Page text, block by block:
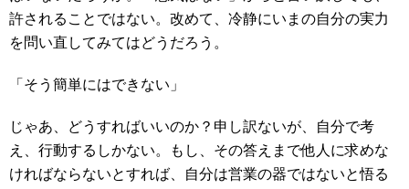
許されることではない。改めて、冷静にいまの自分の実力
を問い直してみてはどうだろう。
「そう簡単にはできない」
じゃあ、どうすればいいのか？申し訳ないが、自分で考
え、行動するしかない。もし、その答えまで他人に求めな
ければならないとすれば、自分は営業の器ではないと悟る